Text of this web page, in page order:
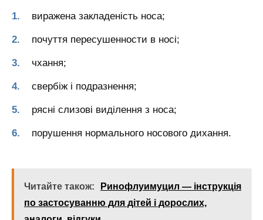
виражена закладеність носа;
почуття пересушенности в носі;
чхання;
свербіж і подразнення;
рясні слизові виділення з носа;
порушення нормального носового дихання.
Читайте також:
Ринофлуимуцил — інструкція
по застосуванню для дітей і дорослих,